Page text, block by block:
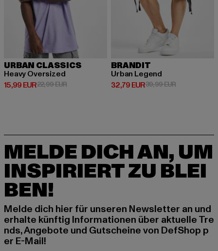
URBAN CLASSICS
Heavy Oversized
15,99 EUR
Derzeitiger Preis: 15,99 EUR
22,99 EURAktionspreis: 22,99 EUR
BRANDIT
Urban Legend
32,79 EUR
Derzeitiger Preis: 32,79 EUR
39,99 EURAktionspreis:
MELDE DICH AN, UM
INSPIRIERT ZU BLEI
BEN!
Melde dich hier für unseren Newsletter an und
erhalte künftig Informationen über aktuelle Tre
nds, Angebote und Gutscheine von DefShop p
er E-Mail!